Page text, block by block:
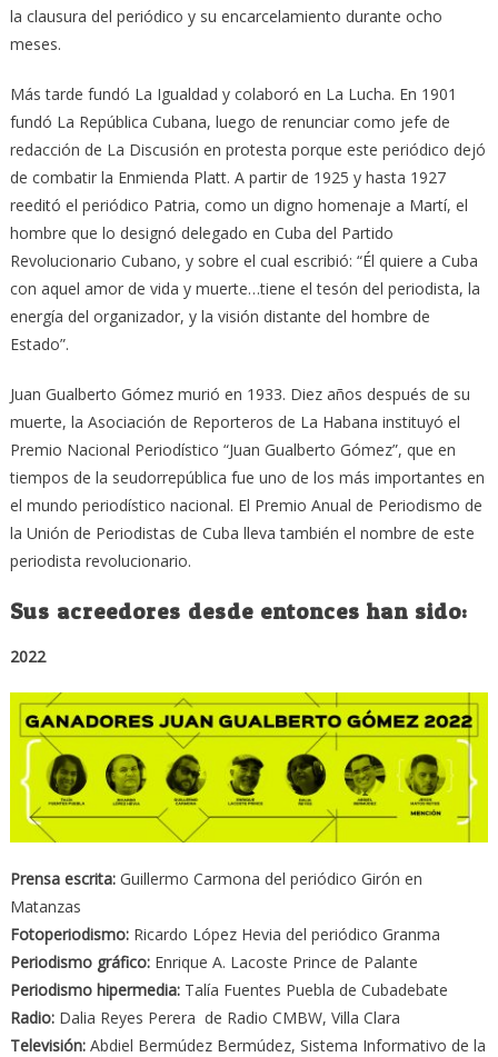
la clausura del periódico y su encarcelamiento durante ocho
meses.
Más tarde fundó La Igualdad y colaboró en La Lucha. En 1901
fundó La República Cubana, luego de renunciar como jefe de
redacción de La Discusión en protesta porque este periódico dejó
de combatir la Enmienda Platt. A partir de 1925 y hasta 1927
reeditó el periódico Patria, como un digno homenaje a Martí, el
hombre que lo designó delegado en Cuba del Partido
Revolucionario Cubano, y sobre el cual escribió: “Él quiere a Cuba
con aquel amor de vida y muerte…tiene el tesón del periodista, la
energía del organizador, y la visión distante del hombre de
Estado”.
Juan Gualberto Gómez murió en 1933. Diez años después de su
muerte, la Asociación de Reporteros de La Habana instituyó el
Premio Nacional Periodístico “Juan Gualberto Gómez”, que en
tiempos de la seudorrepública fue uno de los más importantes en
el mundo periodístico nacional. El Premio Anual de Periodismo de
la Unión de Periodistas de Cuba lleva también el nombre de este
periodista revolucionario.
Sus acreedores desde entonces han sido:
2022
Prensa escrita: Guillermo Carmona del periódico Girón en
Matanzas
Fotoperiodismo:Ricardo López Hevia del periódico Granma
Periodismo gráfico:Enrique A. Lacoste Prince de Palante
Periodismo hipermedia: Talía Fuentes Puebla de Cubadebate
Radio:Dalia Reyes Perera de Radio CMBW, Villa Clara
Televisión: Abdiel Bermúdez Bermúdez, Sistema Informativo de la